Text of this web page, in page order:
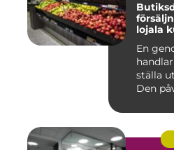
lojala
En
ställa
Den